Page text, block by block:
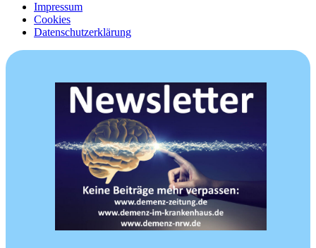
Impressum
Cookies
Datenschutzerklärung